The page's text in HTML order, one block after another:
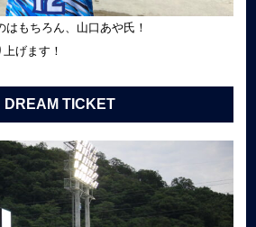
もちろん、山口あや氏！
げます！
DREAM TICKET